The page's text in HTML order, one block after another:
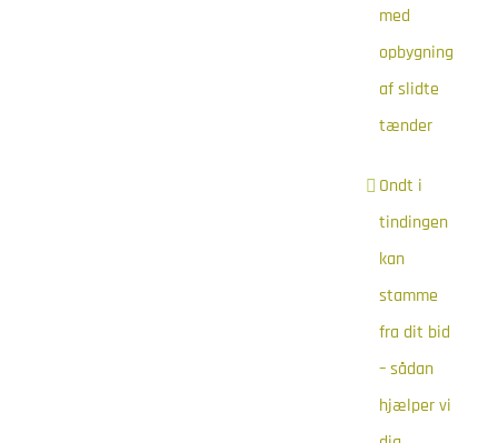
med
opbygning
af slidte
tænder
Ondt i
tindingen
kan
stamme
fra dit bid
– sådan
hjælper vi